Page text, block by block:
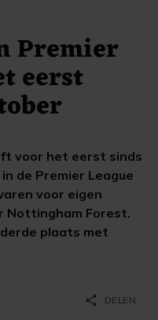
Premier
eerst
voor het eerst sinds
de Premier League
voor eigen
Nottingham Forest.
plaats met
share DELEN